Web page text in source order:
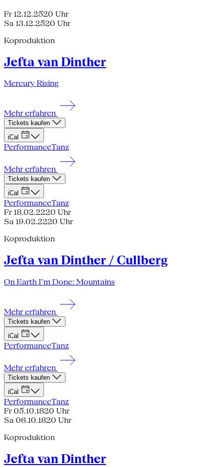
Fr 12.12.2520 Uhr
Sa 13.12.2520 Uhr
Koproduktion
Jefta van Dinther
Mercury Rising
Mehr erfahren
Tickets kaufen
iCal
PerformanceTanz
Mehr erfahren
Tickets kaufen
iCal
PerformanceTanz
Fr 18.02.2220 Uhr
Sa 19.02.2220 Uhr
Koproduktion
Jefta van Dinther / Cullberg
On Earth I’m Done: Mountains
Mehr erfahren
Tickets kaufen
iCal
PerformanceTanz
Mehr erfahren
Tickets kaufen
iCal
PerformanceTanz
Fr 05.10.1820 Uhr
Sa 06.10.1820 Uhr
Koproduktion
Jefta van Dinther